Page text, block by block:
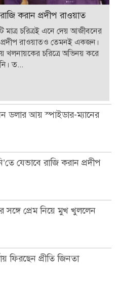
করান প্রদীপ রাওয়াত
মাত্র চরিত্রই এনে দেয় আজীবনের
প্রদীপ রাওয়াতও তেমনই একজন।
খলনায়কের চরিত্রে অভিনয় করে
ত...
ডলার আয় স্পাইডার-ম্যানের
যেভাবে রাজি করান প্রদীপ
প্রেম নিয়ে মুখ খুললেন
ফিরছেন প্রীতি জিনতা